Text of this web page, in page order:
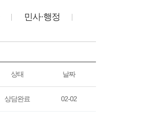
민사·행정
상태 날짜
상담완료 02-02